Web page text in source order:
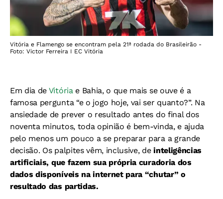
Vitória e Flamengo se encontram pela 21ª rodada do Brasileirão -
Foto: Victor Ferreira I EC Vitória
Em dia de Vitóriae Bahia, o que mais se ouve é a
famosa pergunta “e o jogo hoje, vai ser quanto?”. Na
ansiedade de prever o resultado antes do final dos
noventa minutos, toda opinião é bem-vinda, e ajuda
pelo menos um pouco a se preparar para a grande
decisão. Os palpites vêm, inclusive, deinteligências
artificiais, que fazem sua própria curadoria dos
dados disponíveis na internet para “chutar” o
resultado das partidas.